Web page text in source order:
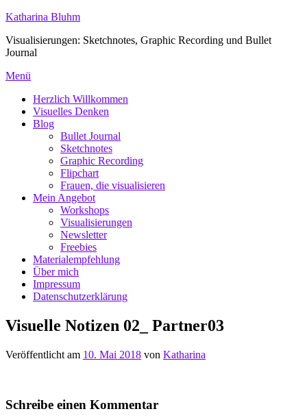
Zum
springen
Katharina Bluhm
Visualisierungen: Sketchnotes, Graphic Recording und Bullet
Journal
Menü
Herzlich Willkommen
Visuelles Denken
Blog
Bullet Journal
Sketchnotes
Graphic Recording
Flipchart
Frauen, die visualisieren
Mein Angebot
Workshops
Visualisierungen
Newsletter
Freebies
Materialempfehlung
Über mich
Impressum
Datenschutzerklärung
Visuelle Notizen 02_ Partner03
Veröffentlicht am 10. Mai 2018 von Katharina
Schreibe einen Kommentar